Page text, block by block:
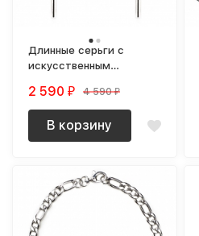
Длинные серьги с
искусственным
2 590 ₽ 4 590 ₽
В корзину